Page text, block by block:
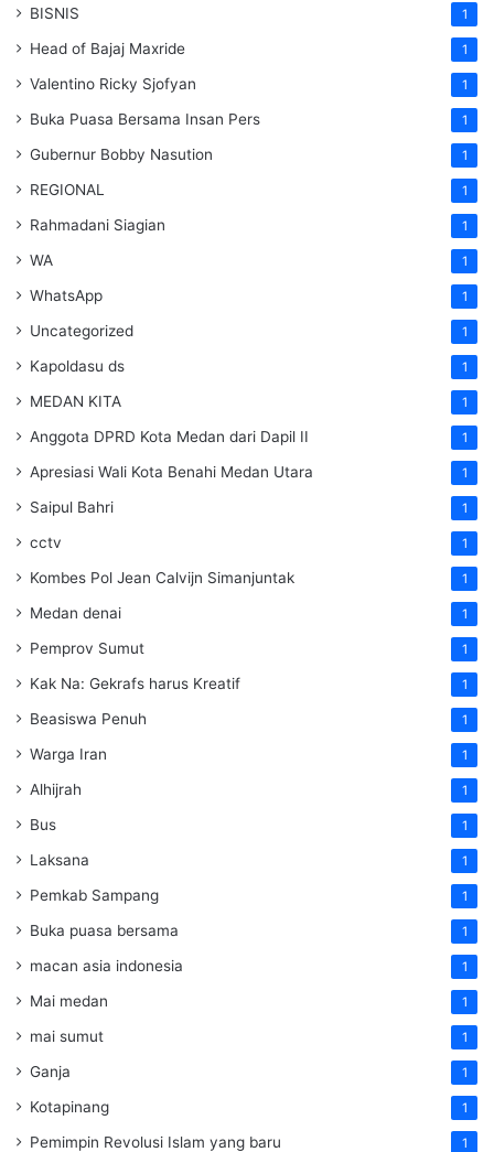
BISNIS 1
Head of Bajaj Maxride 1
Valentino Ricky Sjofyan 1
Buka Puasa Bersama Insan Pers 1
Gubernur Bobby Nasution 1
REGIONAL 1
Rahmadani Siagian 1
WA 1
WhatsApp 1
Uncategorized 1
Kapoldasu ds 1
MEDAN KITA 1
Anggota DPRD Kota Medan dari Dapil II 1
Apresiasi Wali Kota Benahi Medan Utara 1
Saipul Bahri 1
cctv 1
Kombes Pol Jean Calvijn Simanjuntak 1
Medan denai 1
Pemprov Sumut 1
Kak Na: Gekrafs harus Kreatif 1
Beasiswa Penuh 1
Warga Iran 1
Alhijrah 1
Bus 1
Laksana 1
Pemkab Sampang 1
Buka puasa bersama 1
macan asia indonesia 1
Mai medan 1
mai sumut 1
Ganja 1
Kotapinang 1
Pemimpin Revolusi Islam yang baru 1